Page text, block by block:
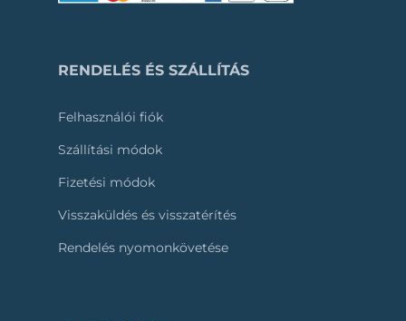
RENDELÉS ÉS SZÁLLÍTÁS
Felhasználói fiók
Szállítási módok
Fizetési módok
Visszaküldés és visszatérítés
Rendelés nyomonkövetése